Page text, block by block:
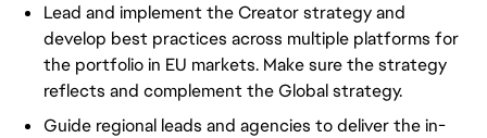
Lead and implement the Creator strategy and
develop best practices across multiple platforms for
the portfolio in EU markets. Make sure the strategy
reflects and complement the Global strategy.
Guide regional leads and agencies to deliver the in-